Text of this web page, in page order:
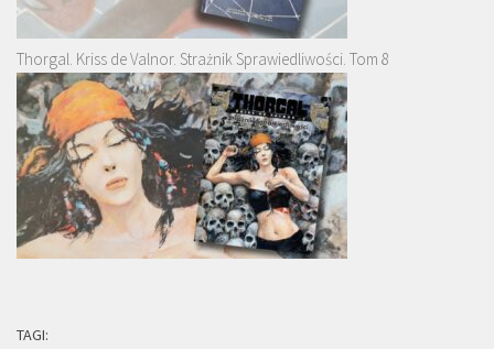
Thorgal. Kriss de Valnor. Strażnik Sprawiedliwości. Tom 8
TAGI: